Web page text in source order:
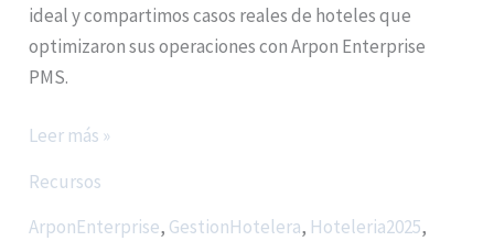
ideal y compartimos casos reales de hoteles que
optimizaron sus operaciones con Arpon Enterprise
PMS.
Leer más »
Recursos
ArponEnterprise, GestionHotelera, Hoteleria2025,